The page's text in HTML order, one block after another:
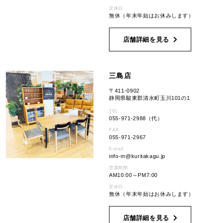
定休日
無休（年末年始はお休みします）
店舗詳細を見る
三島店
〒411-0902
静岡県駿東郡清水町玉川101の1
TEL
055-971-2988（代）
FAX
055-971-2967
E-mail
info-m kuritakagu.jp
営業時間
AM10:00～PM7:00
定休日
無休（年末年始はお休みします）
店舗詳細を見る